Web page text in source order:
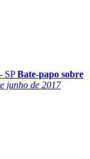
SP Bate-papo sobre
junho de 2017